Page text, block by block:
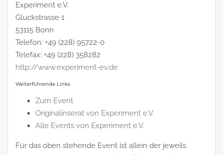
Experiment e.V.
Gluckstrasse 1
53115 Bonn
Telefon: +49 (228) 95722-0
Telefax: +49 (228) 358282
http://www.experiment-ev.de
Weiterführende Links
Zum Event
Originalinserat von Experiment e.V.
Alle Events von Experiment e.V.
Für das oben stehende Event ist allein der jeweils